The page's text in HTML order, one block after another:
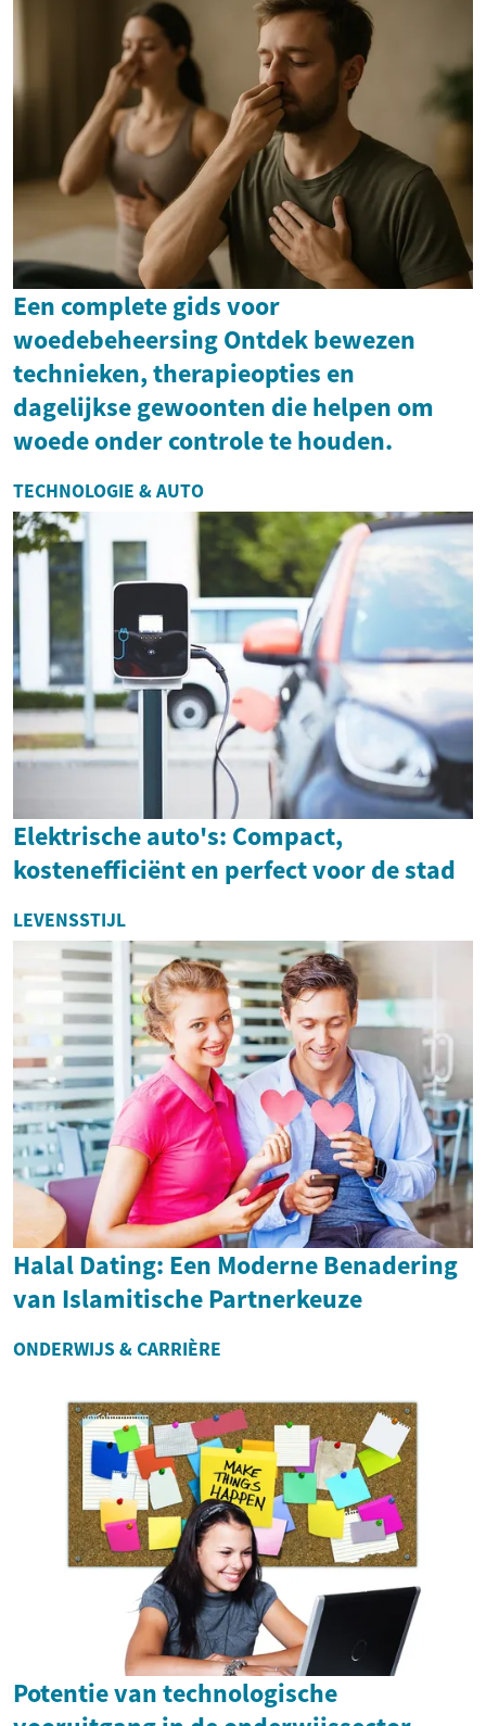
Een complete gids voor
woedebeheersing Ontdek bewezen
technieken, therapieopties en
dagelijkse gewoonten die helpen om
woede onder controle te houden.
TECHNOLOGIE & AUTO
Elektrische auto's: Compact,
kostenefficiënt en perfect voor de stad
LEVENSSTIJL
Halal Dating: Een Moderne Benadering
van Islamitische Partnerkeuze
ONDERWIJS & CARRIÈRE
Potentie van technologische